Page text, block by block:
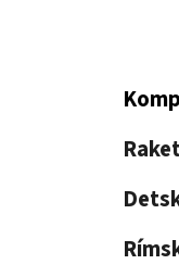
Preskočiť
kategórie